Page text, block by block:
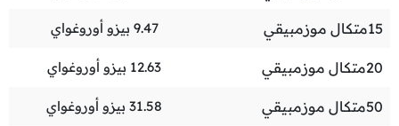
15متكال موزمبيقي 9.47 بيزو أوروغواي
20متكال موزمبيقي 12.63 بيزو أوروغواي
50متكال موزمبيقي 31.58 بيزو أوروغواي